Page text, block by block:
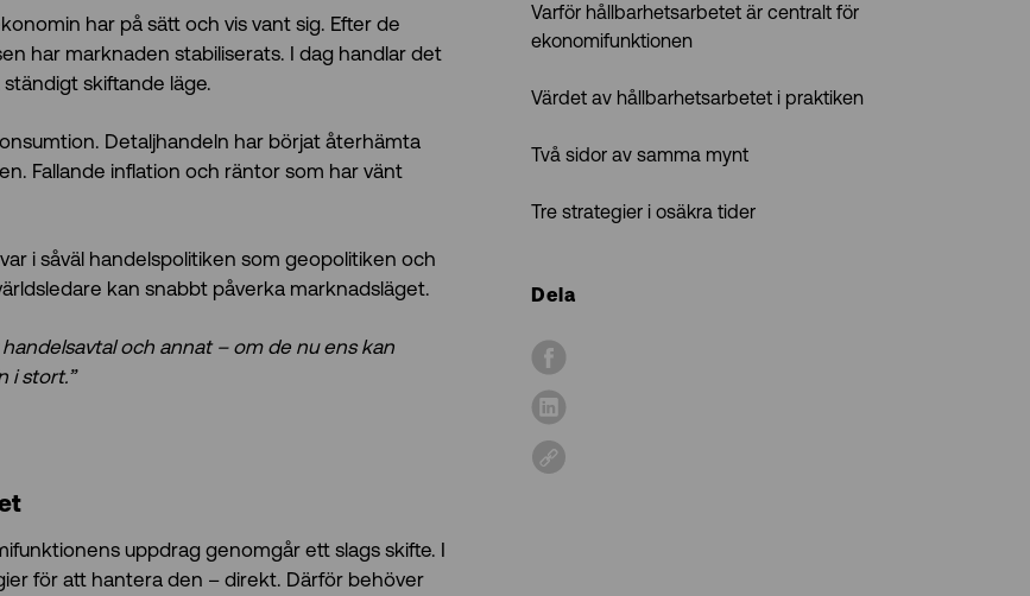
Varför hållbarhetsarbetet är centralt för
ekonomifunktionen
Värdet av hållbarhetsarbetet i praktiken
Två sidor av samma mynt
Tre strategier i osäkra tider
Dela
har på sätt och vis vant sig. Efter de
har marknaden stabiliserats. I dag handlar det
skiftande läge.
Detaljhandeln har börjat återhämta
Fallande inflation och räntor som har vänt
i såväl handelspolitiken som geopolitiken och
kan snabbt påverka marknadsläget.
och annat – om de nu ens kan
i stort.”
uppdrag genomgår ett slags skifte. I
för att hantera den – direkt. Därför behöver